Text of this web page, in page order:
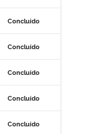
Concluído
Concluído
Concluído
Concluído
Concluído